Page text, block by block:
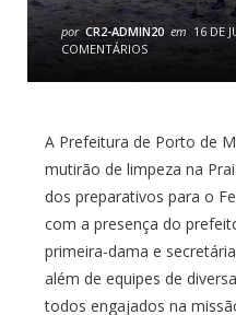
por CR2-ADMIN20 em 16 DE
COMENTÁRIOS
A Prefeitura de Porto de
mutirão de limpeza na
dos preparativos para o
com a presença do
primeira-dama e
além de equipes de
todos engajados na